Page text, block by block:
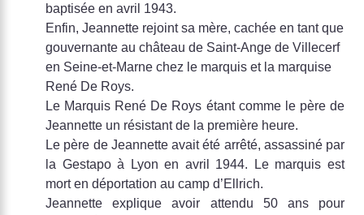
baptisée en avril 1943.
Enfin, Jeannette rejoint sa mère, cachée en tant que
gouvernante au château de Saint-Ange de Villecerf
en Seine-et-Marne chez le marquis et la marquise
René De Roys.
Le Marquis René De Roys étant comme le père de
Jeannette un résistant de la première heure.
Le père de Jeannette avait été arrêté, assassiné par
la Gestapo à Lyon en avril 1944. Le marquis est
mort en déportation au camp d’Ellrich.
Jeannette explique avoir attendu 50 ans pour